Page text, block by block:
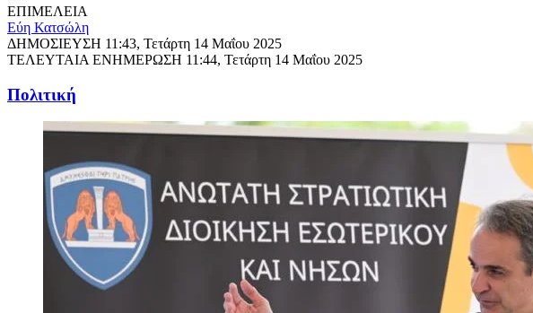
ΕΠΙΜΕΛΕΙΑ
Εύη Κατσώλη
ΔΗΜΟΣΙΕΥΣΗ 11:43, Τετάρτη 14 Μαΐου 2025
ΤΕΛΕΥΤΑΙΑ ΕΝΗΜΕΡΩΣΗ 11:44, Τετάρτη 14 Μαΐου 2025
Πολιτική